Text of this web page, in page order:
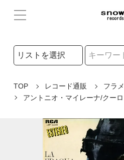
検索リストの選択
TOP レコード通販
フラ
アントニオ・マイレーナ/クーロ